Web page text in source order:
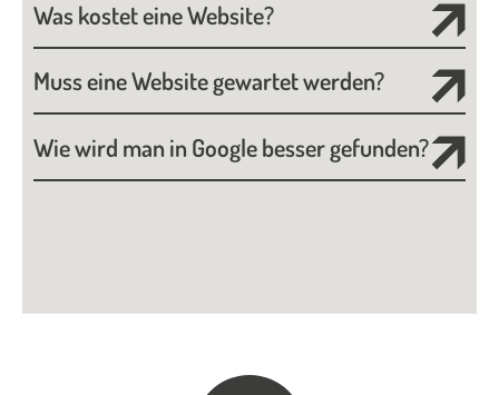
Was kostet eine Website?
Muss eine Website gewartet werden?
Wie wird man in Google besser gefunden?